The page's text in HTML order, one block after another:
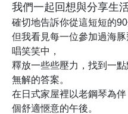
我們一起回想與分享生
確切地告訴你從這短短的
但我看見每一位參加過海
唱笑笑中，
釋放一些些壓力，找到一
無解的答案。
在日式家屋裡以老鋼琴為
個舒適愜意的午後。